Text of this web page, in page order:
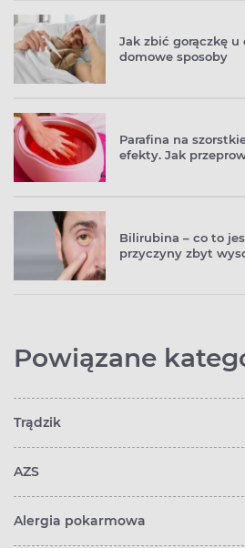
Jak zbić gorączkę u
domowe sposoby
Parafina na
efekty. Jak
Bilirubina – co to
przyczyny zbyt
Powiązane
Trądzik
AZS
Alergia pokarmowa